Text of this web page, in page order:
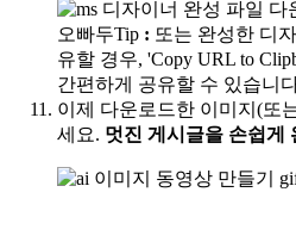
오빠두Tip : 또는 완성한 디
유할 경우, 'Copy URL to
간편하게 공유할 수 있습니
이제 다운로드한 이미지(또
세요. 멋진 게시글을 손쉽게